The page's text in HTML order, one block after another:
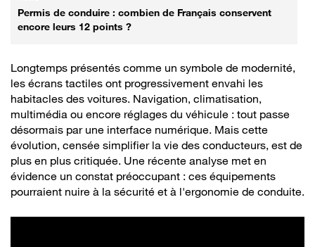
Permis de conduire : combien de Français conservent
encore leurs 12 points ?
Longtemps présentés comme un symbole de modernité,
les écrans tactiles ont progressivement envahi les
habitacles des voitures. Navigation, climatisation,
multimédia ou encore réglages du véhicule : tout passe
désormais par une interface numérique. Mais cette
évolution, censée simplifier la vie des conducteurs, est de
plus en plus critiquée. Une récente analyse met en
évidence un constat préoccupant : ces équipements
pourraient nuire à la sécurité et à l'ergonomie de conduite.